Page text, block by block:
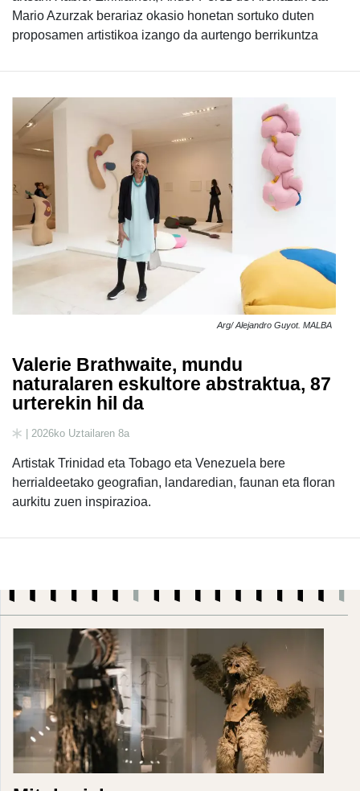
Mario Azurzak berariaz okasio honetan sortuko duten
proposamen artistikoa izango da aurtengo berrikuntza
Arg/ Alejandro Guyot. MALBA
Valerie Brathwaite, mundu
naturalaren eskultore abstraktua, 87
urterekin hil da
| 2026ko Uztailaren 8a
Artistak Trinidad eta Tobago eta Venezuela bere
herrialdeetako geografian, landaredian, faunan eta floran
aurkitu zuen inspirazioa.